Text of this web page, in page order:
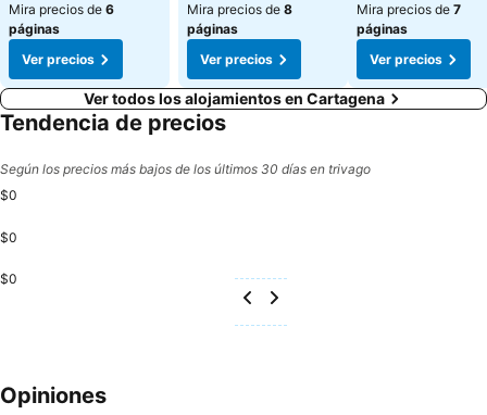
Mira precios de 6
páginas
Ver precios
Mira precios de 8
páginas
Ver precios
Mira precios de 7
páginas
Ver precios
Ver todos los alojamientos en Cartagena
Tendencia de precios
Según los precios más bajos de los últimos 30 días en trivago
$0
$0
$0
Opiniones